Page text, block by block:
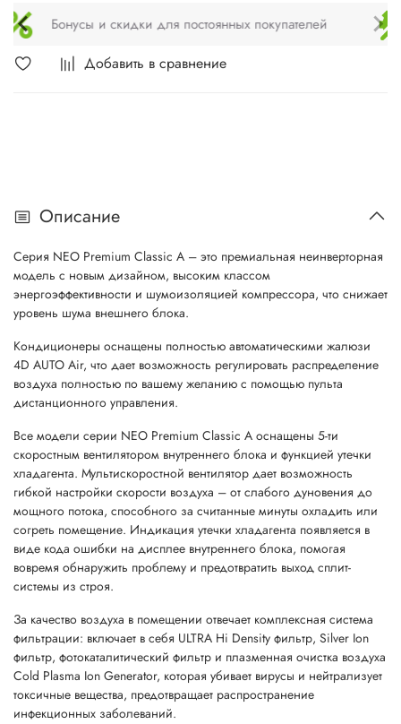
Добавить в сравнение
Техническое обслуживание и монтаж
Описание
Серия NEO Premium Classic A – это премиальная неинверторная
модель с новым дизайном, высоким классом
энергоэффективности и шумоизоляцией компрессора, что снижает
уровень шума внешнего блока.
Кондиционеры оснащены полностью автоматическими жалюзи
4D AUTO Air, что дает возможность регулировать распределение
воздуха полностью по вашему желанию с помощью пульта
дистанционного управления.
Все модели серии NEO Premium Classic A оснащены 5-ти
скоростным вентилятором внутреннего блока и функцией утечки
хладагента. Мультискоростной вентилятор дает возможность
гибкой настройки скорости воздуха – от слабого дуновения до
мощного потока, способного за считанные минуты охладить или
согреть помещение. Индикация утечки хладагента появляется в
виде кода ошибки на дисплее внутреннего блока, помогая
вовремя обнаружить проблему и предотвратить выход сплит-
системы из строя.
За качество воздуха в помещении отвечает комплексная система
фильтрации: включает в себя ULTRA Hi Density фильтр, Silver Ion
фильтр, фотокаталитический фильтр и плазменная очистка воздуха
Cold Plasma Ion Generator, которая убивает вирусы и нейтрализует
токсичные вещества, предотвращает распространение
инфекционных заболеваний.